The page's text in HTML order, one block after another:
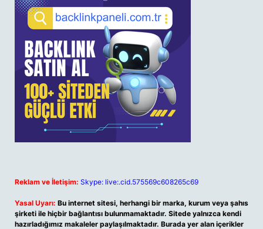
Reklam ve İletişim: Skype: live:.cid.575569c608265c69
Yasal Uyarı: Bu internet sitesi, herhangi bir marka, kurum veya şahıs
şirketi ile hiçbir bağlantısı bulunmamaktadır. Sitede yalnızca kendi
hazırladığımız makaleler paylaşılmaktadır. Burada yer alan içerikler